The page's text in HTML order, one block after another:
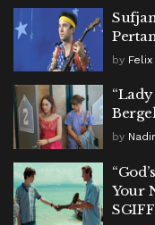
by Felix
by
Your